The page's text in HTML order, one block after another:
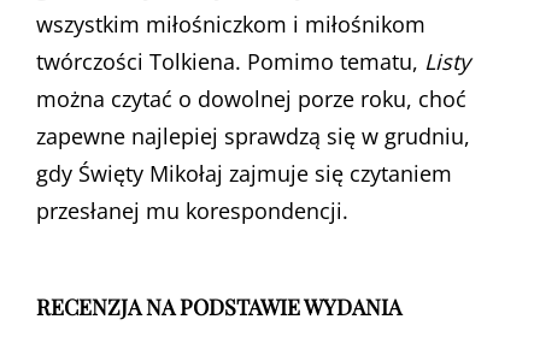
wszystkim miłośniczkom i miłośnikom
twórczości Tolkiena. Pomimo tematu, Listy
można czytać o dowolnej porze roku, choć
zapewne najlepiej sprawdzą się w grudniu,
gdy Święty Mikołaj zajmuje się czytaniem
przesłanej mu korespondencji.
RECENZJA NA PODSTAWIE WYDANIA